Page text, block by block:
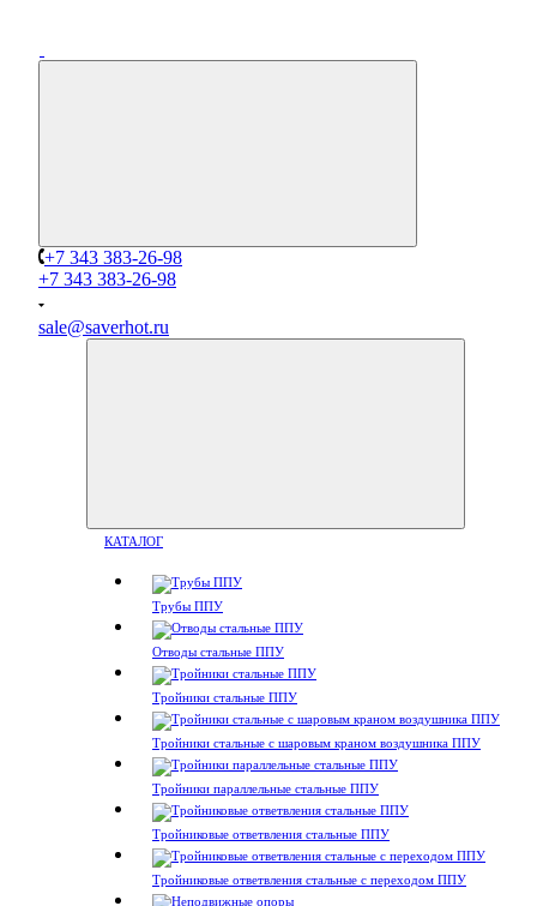
+7 343 383-26-98
+7 343 383-26-98
sale@saverhot.ru
КАТАЛОГ
Трубы ППУ
Отводы стальные ППУ
Тройники стальные ППУ
Тройники стальные с шаровым краном воздушника ППУ
Тройники параллельные стальные ППУ
Тройниковые ответвления стальные ППУ
Тройниковые ответвления стальные с переходом ППУ